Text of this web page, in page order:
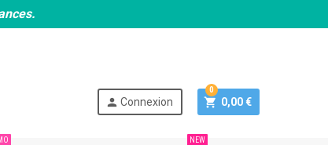
person Connexion shopping_cart 0,00 €
0
NEW